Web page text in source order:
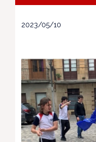
2023/05/10